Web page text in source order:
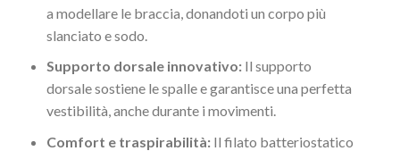
a modellare le braccia, donandoti un corpo più
slanciato e sodo.
Supporto dorsale innovativo:Il supporto
dorsale sostiene le spalle e garantisce una perfetta
vestibilità, anche durante i movimenti.
Comfort e traspirabilità:Il filato batteriostatico